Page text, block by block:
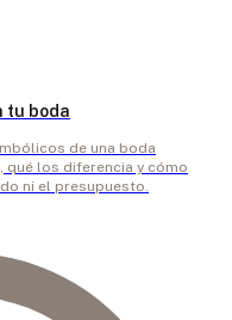
tu boda
de una boda
qué los diferencia y cómo
ni el presupuesto.